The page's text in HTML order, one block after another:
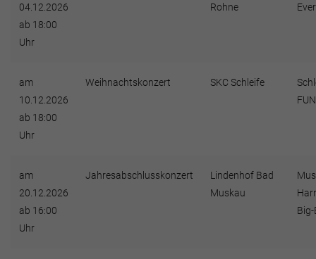
04.12.2026
ab 18:00
Uhr
Rohne
am
10.12.2026
ab 18:00
Uhr
Weihnachtskonzert SKC Schleife
am
20.12.2026
ab 16:00
Uhr
Jahresabschlusskonzert
Lindenhof Bad
Muskau